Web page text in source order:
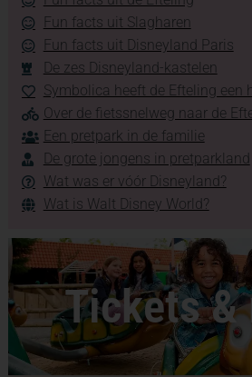
Fun facts uit Slagharen
Fun facts uit Disneyland Paris
De zes Disneyland-kastelen
Symbolica heeft de Efteling een
Over de fietssnelweg naar de
Een pretpark in de familie
De grote jongens in pretparkland
Wat was er vóór Disneyland?
Wat is Walt Disney World?
Tickets &